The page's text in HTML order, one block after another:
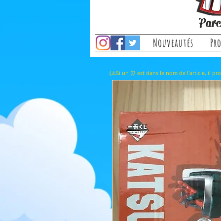
Nouveautés
(⚠️Si un ⏰ est dans le nom de